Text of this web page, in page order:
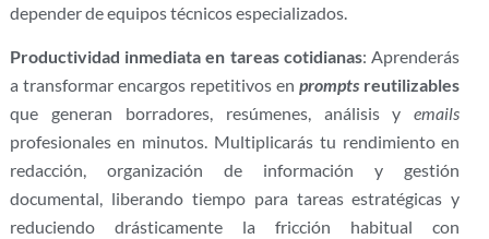
depender de equipos técnicos especializados.
Productividad inmediata en tareas cotidianas: Aprenderás
a transformar encargos repetitivos enprompts reutilizables
que generan borradores, resúmenes, análisis yemails
profesionales en minutos. Multiplicarás tu rendimiento en
redacción, organización de información y gestión
documental, liberando tiempo para tareas estratégicas y
reduciendo drásticamente la fricción habitual con